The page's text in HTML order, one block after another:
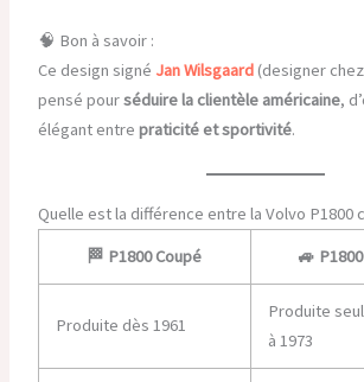
🧠 Bon à savoir :
Ce design signé Jan Wilsgaard(designer
pensé pourséduire la clientèle américaine,
élégant entre praticité et sportivité.
Quelle est la différence entre la Volvo P1800
🏁 P1800 Coupé
🚙
Produite dès 1961
Produite
à 1973